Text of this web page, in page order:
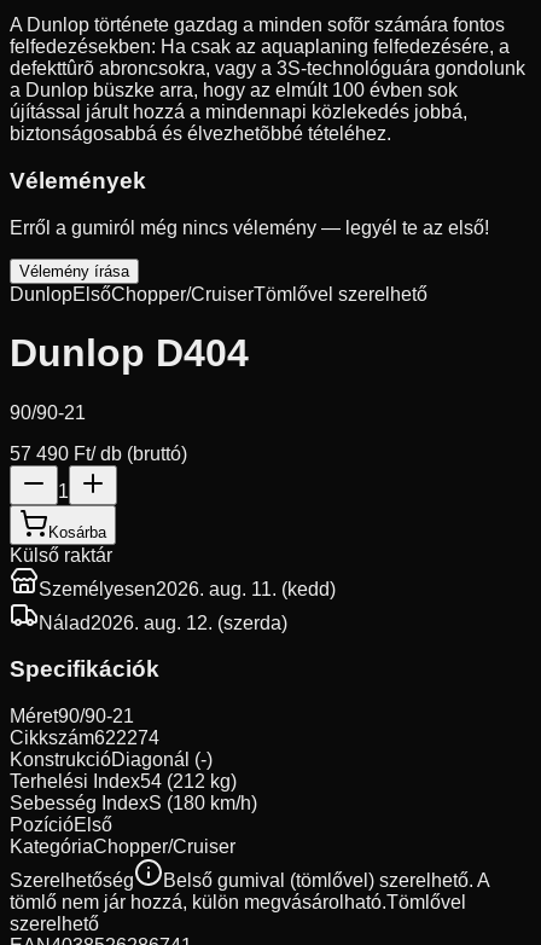
A Dunlop története gazdag a minden sofõr számára fontos
felfedezésekben: Ha csak az aquaplaning felfedezésére, a
defekttûrõ abroncsokra, vagy a 3S-technológuára gondolunk
a Dunlop büszke arra, hogy az elmúlt 100 évben sok
újítással járult hozzá a mindennapi közlekedés jobbá,
biztonságosabbá és élvezhetõbbé tételéhez.
Vélemények
Erről a gumiról még nincs vélemény — legyél te az első!
Vélemény írása
DunlopElsőChopper/CruiserTömlővel szerelhető
Dunlop D404
90/90-21
57 490 Ft/ db (bruttó)
1
Kosárba
Külső raktár
Személyesen2026. aug. 11. (kedd)
Nálad2026. aug. 12. (szerda)
Specifikációk
Méret90/90-21
Cikkszám622274
KonstrukcióDiagonál (-)
Terhelési Index54 (212 kg)
Sebesség IndexS (180 km/h)
PozícióElső
KategóriaChopper/Cruiser
Szerelhetőség
Belső gumival (tömlővel) szerelhető. A
tömlő nem jár hozzá, külön megvásárolható.Tömlővel
szerelhető